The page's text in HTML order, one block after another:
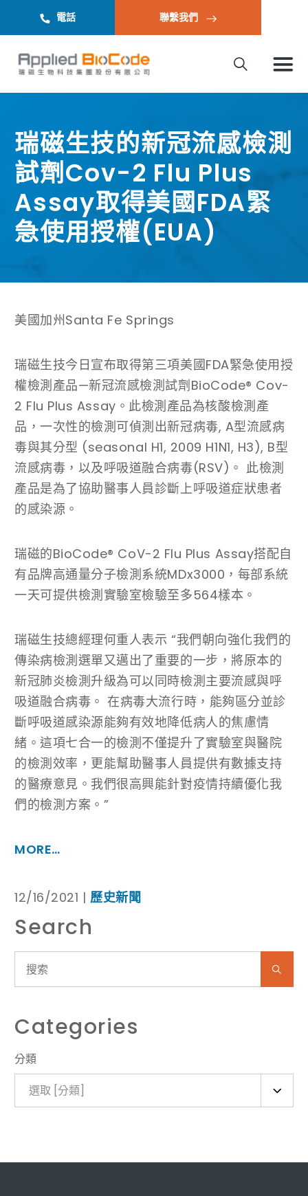
電話 聯繫我們
瑞磁生技的新冠流感檢測
試劑Cov-2 Flu Plus
Assay取得美國FDA緊
急使用授權(EUA)
美國加州Santa Fe Springs
瑞磁生技今日宣布取得第三項美國FDA緊急使用授
權檢測產品—新冠流感檢測試劑BioCode® Cov-
2 Flu Plus Assay。此檢測產品為核酸檢測產
品，一次性的檢測可偵測出新冠病毒, A型流感病
毒與其分型 (seasonal H1, 2009 H1N1, H3), B型
流感病毒，以及呼吸道融合病毒(RSV)。 此檢測
產品是為了協助醫事人員診斷上呼吸道症狀患者
的感染源。
瑞磁的BioCode® CoV-2 Flu Plus Assay搭配自
有品牌高通量分子檢測系統MDx3000，每部系統
一天可提供檢測實驗室檢驗至多564樣本。
瑞磁生技總經理何重人表示 “我們朝向強化我們的
傳染病檢測選單又邁出了重要的一步，將原本的
新冠肺炎檢測升級為可以同時檢測主要流感與呼
吸道融合病毒。 在病毒大流行時，能夠區分並診
斷呼吸道感染源能夠有效地降低病人的焦慮情
緒。這項七合一的檢測不僅提升了實驗室與醫院
的檢測效率，更能幫助醫事人員提供有數據支持
的醫療意見。我們很高興能針對疫情持續優化我
們的檢測方案。”
MORE…
12/16/2021 |歷史新聞
Search
Categories
分類
選取 [分類]